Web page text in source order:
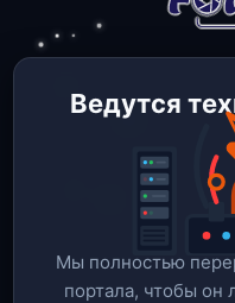
Ведутся
Мы полностью
портала, чтобы он